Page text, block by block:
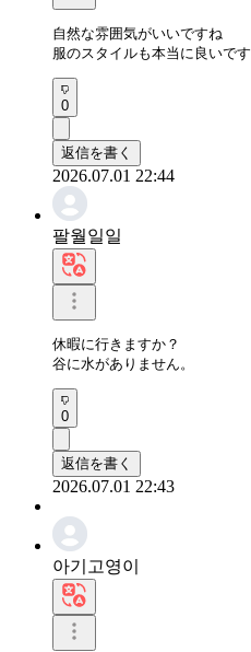
自然な雰囲気がいいですね
服のスタイルも本当に良いです
0
返信を書く
2026.07.01 22:44
팔월일일
休暇に行きますか？
谷に水がありません。
0
返信を書く
2026.07.01 22:43
아기고영이